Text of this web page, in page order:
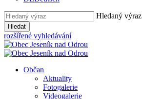
Hledaný výraz
Hledat
rozšířené vyhledávání
Občan
Aktuality
Fotogalerie
Videogalerie